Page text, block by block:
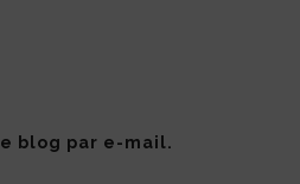
blog par e-mail.